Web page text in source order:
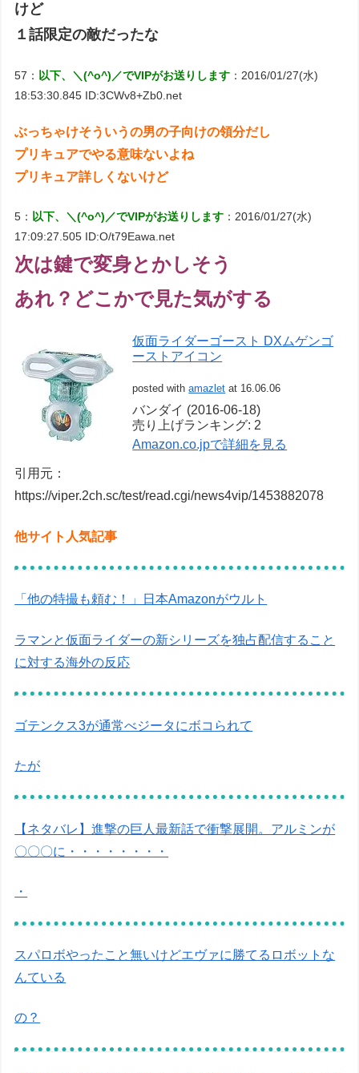
けど
１話限定の敵だったな
57： 以下、＼(^o^)／でVIPがお送りします ：2016/01/27(水)
18:53:30.845 ID:3CWv8+Zb0.net
ぶっちゃけそういうの男の子向けの領分だし
プリキュアでやる意味ないよね
プリキュア詳しくないけど
5： 以下、＼(^o^)／でVIPがお送りします ：2016/01/27(水)
17:09:27.505 ID:O/t79Eawa.net
次は鍵で変身とかしそう
あれ？どこかで見た気がする
仮面ライダーゴースト DXムゲンゴ
ーストアイコン
posted withamazlet at 16.06.06
バンダイ (2016-06-18)
売り上げランキング: 2
Amazon.co.jpで詳細を見る
引用元：
https://viper.2ch.sc/test/read.cgi/news4vip/1453882078
他サイト人気記事
「他の特撮も頼む！」日本Amazonがウルト
ラマンと仮面ライダーの新シリーズを独占配信すること
に対する海外の反応
ゴテンクス3が通常べジータにボコられて
たが
【ネタバレ】進撃の巨人最新話で衝撃展開。アルミンが
〇〇〇に・・・・・・・・
・
スパロボやったこと無いけどエヴァに勝てるロボットな
んている
の？